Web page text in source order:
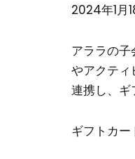
2024年1月
アララの
やアクテ
連携し、ギ
ギフトカー